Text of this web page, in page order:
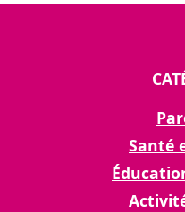
Santé